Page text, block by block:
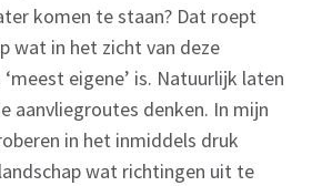
komen te staan? Dat roept
wat in het zicht van deze
eigene’ is. Natuurlijk laten
aanvliegroutes denken. In mijn
in het inmiddels druk
landschap wat richtingen uit te